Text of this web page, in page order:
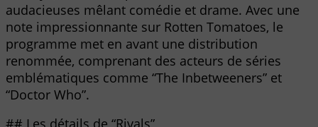
audacieuses mêlant comédie et drame. Avec une
note impressionnante sur Rotten Tomatoes, le
programme met en avant une distribution
renommée, comprenant des acteurs de séries
emblématiques comme “The Inbetweeners” et
“Doctor Who”.
## Les détails de “Rivals”